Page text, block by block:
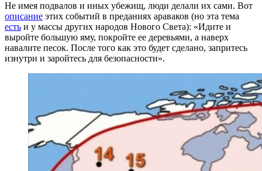
Не имея подвалов и иных убежищ, люди делали их сами. Вот
описание этих событий в преданиях араваков (но эта тема
есть и у массы других народов Нового Света): «Идите и
выройте большую яму, покройте ее деревьями, а наверх
навалите песок. После того как это будет сделано, запритесь
изнутри и заройтесь для безопасности».